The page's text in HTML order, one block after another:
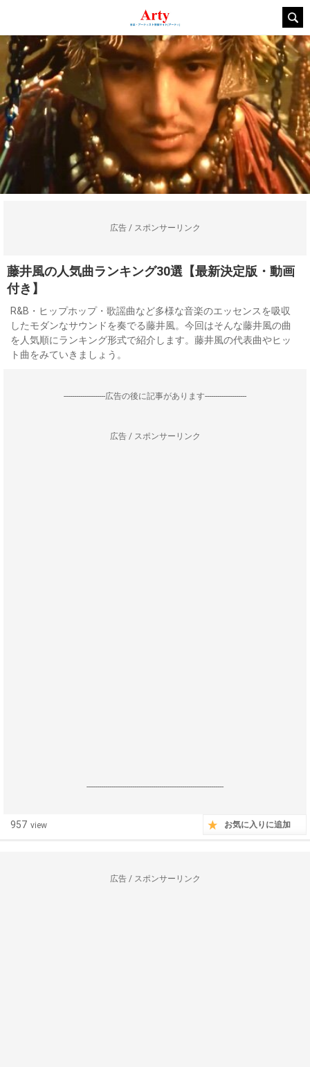
広告 / スポンサーリンク
藤井風の人気曲ランキング30選【最新決定版・動画
付き】
R&B・ヒップホップ・歌謡曲など多様な音楽のエッセンスを吸収
したモダンなサウンドを奏でる藤井風。今回はそんな藤井風の曲
を人気順にランキング形式で紹介します。藤井風の代表曲やヒッ
ト曲をみていきましょう。
--------------------広告の後に記事があります--------------------
広告 / スポンサーリンク
------------------------------------------------------------------
957 view お気に入りに追加
広告 / スポンサーリンク